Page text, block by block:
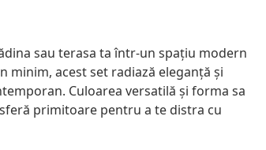
sau terasa ta într-un spațiu modern
minim, acest set radiază eleganță și
Culoarea versatilă și forma sa
primitoare pentru a te distra cu